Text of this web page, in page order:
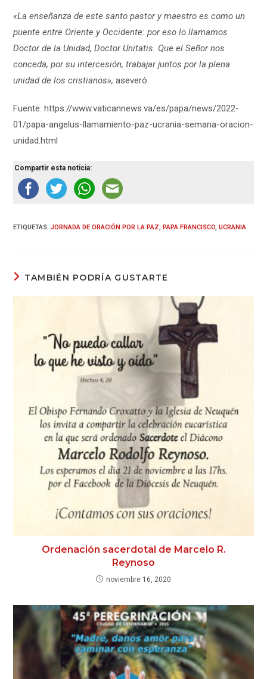
«La enseñanza de este santo pastor y maestro es como un
puente entre Oriente y Occidente: por eso lo llamamos
Doctor de la Unidad, Doctor Unitatis. Que el Señor nos
conceda, por su intercesión, trabajar juntos por la plena
unidad de los cristianos»,aseveró.
Fuente: https://www.vaticannews.va/es/papa/news/2022-
01/papa-angelus-llamamiento-paz-ucrania-semana-oracion-
unidad.html
Compartir esta noticia:
ETIQUETAS:JORNADA DE ORACIÓN POR LA PAZ, PAPA FRANCISCO, UCRANIA
TAMBIÉN PODRÍA GUSTARTE
Ordenación sacerdotal de Marcelo R.
Reynoso
noviembre 16, 2020